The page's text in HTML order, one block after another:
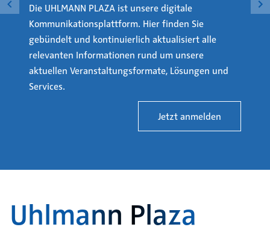
Die UHLMANN PLAZA ist unsere digitale
Kommunikationsplattform. Hier finden Sie
gebündelt und kontinuierlich aktualisiert alle
relevanten Informationen rund um unsere
aktuellen Veranstaltungsformate, Lösungen und
Services.
Jetzt anmelden
Uhlmann Plaza